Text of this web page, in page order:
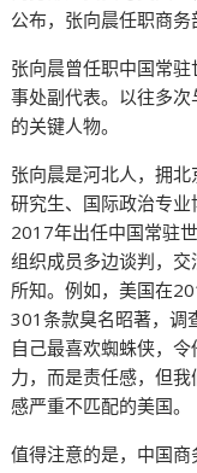
公布，张向晨任职商务
张向晨曾任职中国常
事处副代表。以往多
的关键人物。
张向晨是河北人，拥
研究生、国际政治专
2017年出任中国常驻
组织成员多边谈判，
所知。例如，美国在
301条款臭名昭著，调
自己最喜欢蜘蛛侠，
力，而是责任感，但
感严重不匹配的美国。
值得注意的是，中国